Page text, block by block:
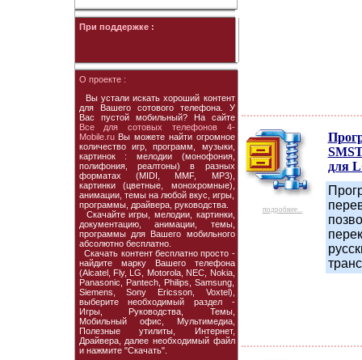
При поддержке :
О проекте :
Вы устали искать хороший контент
для Вашего сотового телефона. У
Вас пустой мобильный? На сайте
Все для сотовых телефонов 4-
Mobile.ruВы можете найти огромное
количество игр, программ, музыки,
картинок : мелодии (монофония,
полифония, реалтоны) в разных
форматах (MIDI, MMF, MP3),
картинки (цветные, монохромные),
анимации, темы на любой вкус, игры,
программы, драйвера, руководства.
Скачайте игры, мелодии, картинки,
документацию, анимации, темы,
программы для Вашего мобильного
абсолютно бесплатно.
Скачать контент бесплатно просто -
найдите марку Вашего телефона
(Alcatel, Fly, LG, Motorola, NEC, Nokia,
Panasonic, Pantech, Philips, Samsung,
Siemens, Sony Ericsson, Voxtel),
выберите необходимый раздел -
Игры, Руководства, Темы,
Мобильный офис, Мультимедиа,
Полезные утилиты, Интернет,
Драйвера, далее необходимый файл
и нажмите "Скачать".
подробнее...
для